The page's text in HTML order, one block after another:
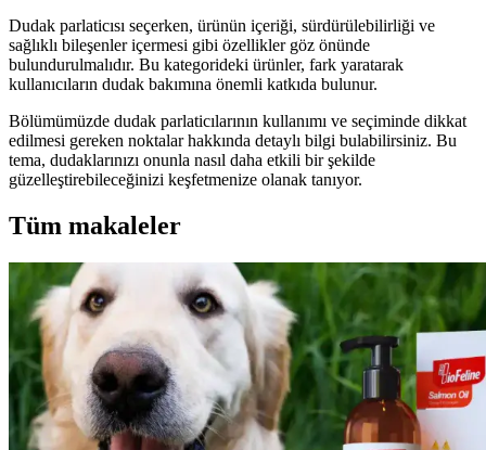
Dudak parlaticısı seçerken, ürünün içeriği, sürdürülebilirliği ve
sağlıklı bileşenler içermesi gibi özellikler göz önünde
bulundurulmalıdır. Bu kategorideki ürünler, fark yaratarak
kullanıcıların dudak bakımına önemli katkıda bulunur.
Bölümümüzde dudak parlaticılarının kullanımı ve seçiminde dikkat
edilmesi gereken noktalar hakkında detaylı bilgi bulabilirsiniz. Bu
tema, dudaklarınızı onunla nasıl daha etkili bir şekilde
güzelleştirebileceğinizi keşfetmenize olanak tanıyor.
Tüm makaleler